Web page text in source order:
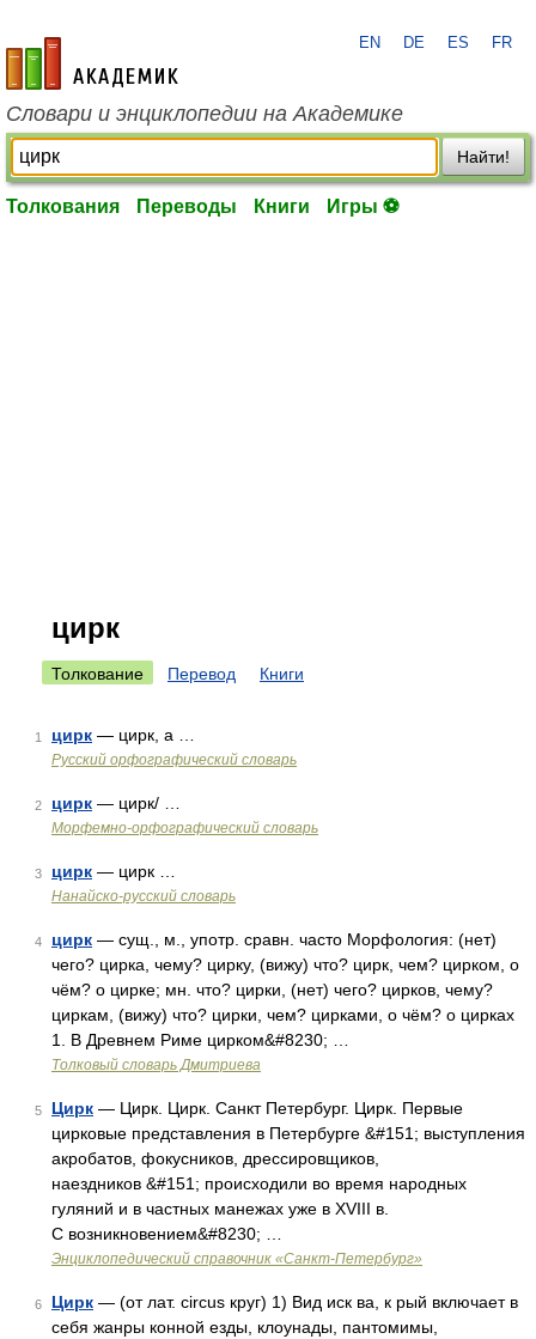
academic.ru
EN DE ES FR
Словари и энциклопедии на Академике
Найти!
Толкования Переводы Книги Игры ⚽
цирк
Толкование Перевод Книги
1 цирк — цирк, а …
Русский орфографический словарь
2 цирк — цирк/ …
Морфемно-орфографический словарь
3 цирк — цирк …
Нанайско-русский словарь
4 цирк — сущ., м., употр. сравн. часто Морфология: (нет)
чего? цирка, чему? цирку, (вижу) что? цирк, чем? цирком, о
чём? о цирке; мн. что? цирки, (нет) чего? цирков, чему?
циркам, (вижу) что? цирки, чем? цирками, о чём? о цирках
1. В Древнем Риме цирком&#8230; …
Толковый словарь Дмитриева
5 Цирк — Цирк. Цирк. Санкт Петербург. Цирк. Первые
цирковые представления в Петербурге &#151; выступления
акробатов, фокусников, дрессировщиков,
наездников &#151; происходили во время народных
гуляний и в частных манежах уже в XVIII в.
С возникновением&#8230; …
Энциклопедический справочник «Санкт-Петербург»
6 Цирк — (от лат. circus круг) 1) Вид иск ва, к рый включает в
себя жанры конной езды, клоунады, пантомимы,